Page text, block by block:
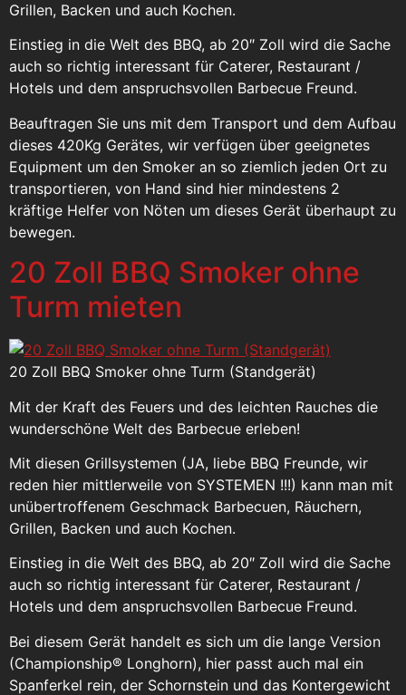
Grillen, Backen und auch Kochen.
Einstieg in die Welt des BBQ, ab 20″ Zoll wird die Sache
auch so richtig interessant für Caterer, Restaurant /
Hotels und dem anspruchsvollen Barbecue Freund.
Beauftragen Sie uns mit dem Transport und dem Aufbau
dieses 420Kg Gerätes, wir verfügen über geeignetes
Equipment um den Smoker an so ziemlich jeden Ort zu
transportieren, von Hand sind hier mindestens 2
kräftige Helfer von Nöten um dieses Gerät überhaupt zu
bewegen.
20 Zoll BBQ Smoker ohne
Turm mieten
20 Zoll BBQ Smoker ohne Turm (Standgerät)
Mit der Kraft des Feuers und des leichten Rauches die
wunderschöne Welt des Barbecue erleben!
Mit diesen Grillsystemen (JA, liebe BBQ Freunde, wir
reden hier mittlerweile von SYSTEMEN !!!) kann man mit
unübertroffenem Geschmack Barbecuen, Räuchern,
Grillen, Backen und auch Kochen.
Einstieg in die Welt des BBQ, ab 20″ Zoll wird die Sache
auch so richtig interessant für Caterer, Restaurant /
Hotels und dem anspruchsvollen Barbecue Freund.
Bei diesem Gerät handelt es sich um die lange Version
(Championship® Longhorn), hier passt auch mal ein
Spanferkel rein, der Schornstein und das Kontergewicht